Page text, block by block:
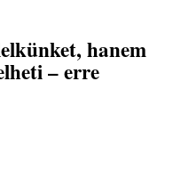
hanem
– erre